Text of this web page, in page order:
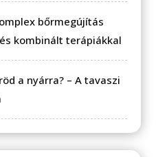
bőrmegújítás
kombinált terápiákkal
a nyárra? – A tavaszi